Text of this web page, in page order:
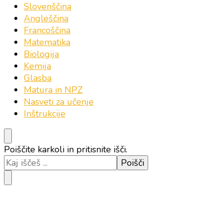
Slovenščina
Angleščina
Francoščina
Matematika
Biologija
Kemija
Glasba
Matura in NPZ
Nasveti za učenje
Inštrukcije
Iščeš
kaj?
Poiščite karkoli in pritisnite išči.